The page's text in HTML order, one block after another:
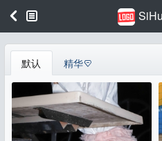
默认 精华